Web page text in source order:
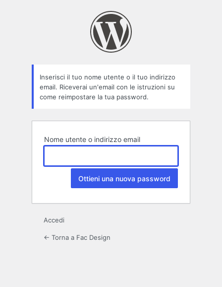
Inserisci il tuo nome utente o il tuo indirizzo
email. Riceverai un'email con le istruzioni su
come reimpostare la tua password.
Nome utente o indirizzo email
Accedi
← Torna a Fac Design